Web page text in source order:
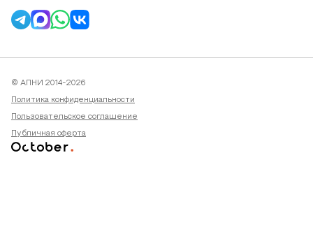
© АПНИ 2014-2026
Политика конфиденциальности
Пользовательское соглашение
Публичная оферта